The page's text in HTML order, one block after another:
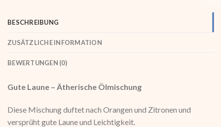
BESCHREIBUNG
ZUSÄTZLICHE INFORMATION
BEWERTUNGEN (0)
Gute Laune – Ätherische Ölmischung
Diese Mischung duftet nach Orangen und Zitronen und
versprüht gute Laune und Leichtigkeit.